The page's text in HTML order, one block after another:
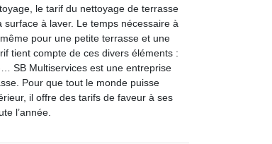
le tarif du nettoyage de terrasse
à laver. Le temps nécessaire à
pour une petite terrasse et une
tient compte de ces divers éléments :
SB Multiservices est une entreprise
Pour que tout le monde puisse
il offre des tarifs de faveur à ses
l’année.